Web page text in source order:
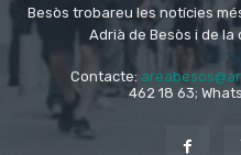
Besòs trobareu les notícies
Adrià de Besòs i de la
Contacte:
462 18 63;